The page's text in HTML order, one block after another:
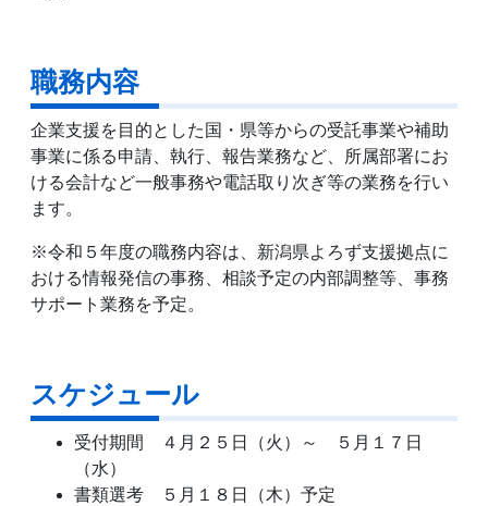
職務内容
企業支援を目的とした国・県等からの受託事業や補助
事業に係る申請、執行、報告業務など、所属部署にお
ける会計など一般事務や電話取り次ぎ等の業務を行い
ます。
※令和５年度の職務内容は、新潟県よろず支援拠点に
おける情報発信の事務、相談予定の内部調整等、事務
サポート業務を予定。
スケジュール
受付期間 ４月２５日（火）～ ５月１７日
（水）
書類選考 ５月１８日（木）予定